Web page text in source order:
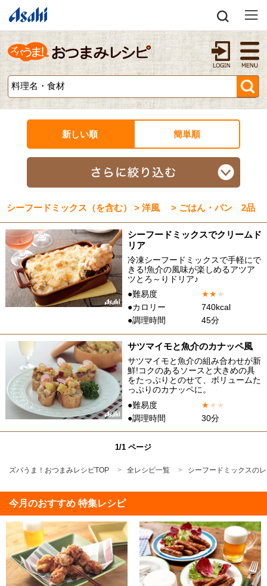
新しい順 簡単順
シーフードミックス（を含む） > 洋風 > ごはん・パン 2品
シーフードミックスでクリームド
リア
冷凍シーフードミックスで手軽にで
きる!魚介の風味が楽しめるアツア
ツとろ～りドリア♪
●難易度
★★★
●カロリー
740kcal
●調理時間
45分
サツマイモと魚介のカナッペ風
サツマイモと魚介の組み合わせが新
鮮!コクのあるソースと大きめの具
をたっぷりとのせて、ボリュームた
っぷりのカナッペに。
●難易度
★★ ★
●調理時間
30分
1/1 ページ
ズバうま！おつまみレシピTOP 全レシピ一覧 シーフードミックスの
今月のおすすめ 特集レシピ